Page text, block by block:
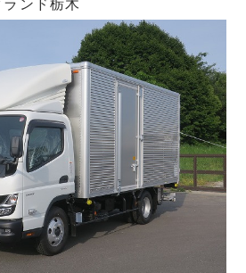
ンド栃木